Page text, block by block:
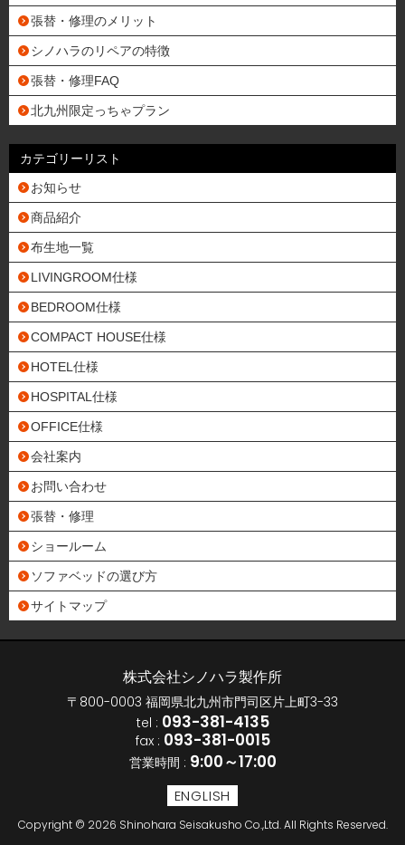
張替・修理のメリット
シノハラのリペアの特徴
張替・修理FAQ
北九州限定っちゃプラン
カテゴリーリスト
お知らせ
商品紹介
布生地一覧
LIVINGROOM仕様
BEDROOM仕様
COMPACT HOUSE仕様
HOTEL仕様
HOSPITAL仕様
OFFICE仕様
会社案内
お問い合わせ
張替・修理
ショールーム
ソファベッドの選び方
サイトマップ
株式会社シノハラ製作所
〒800-0003 福岡県北九州市門司区片上町3-33
tel : 093-381-4135
fax : 093-381-0015
営業時間 : 9:00～17:00
ENGLISH
Copyright © 2026 Shinohara Seisakusho Co.,Ltd. All Rights Reserved.